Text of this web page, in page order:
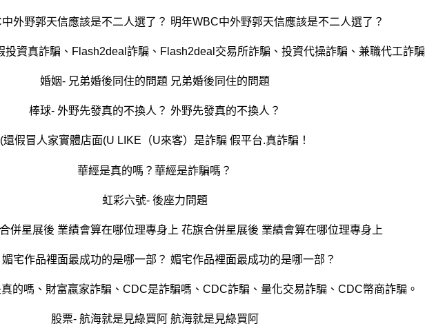
外野郭天信應該是不二人選了？ 明年WBC中外野郭天信應該是不二人選了？
投資真詐騙、Flash2deal詐騙、Flash2deal交易所詐騙、投資代操詐騙、兼職代工詐騙
婚姻- 兄弟婚後同住的問題 兄弟婚後同住的問題
棒球- 外野先發真的不換人？ 外野先發真的不換人？
(還假冒人家實體店面(U LIKE（U來客）是詐騙 假平台.真詐騙！
華經是真的嗎？華經是詐騙嗎？
虹彩六號- 後座力問題
併星展後 業績會算在哪位理專身上 花旗合併星展後 業績會算在哪位理專身上
宅作品裡面最成功的是哪一部？ 媚宅作品裡面最成功的是哪一部？
的嗎、財富贏家詐騙、CDC是詐騙嗎、CDC詐騙、量化交易詐騙、CDC幣商詐騙。
股票- 航海就是見綠買阿 航海就是見綠買阿